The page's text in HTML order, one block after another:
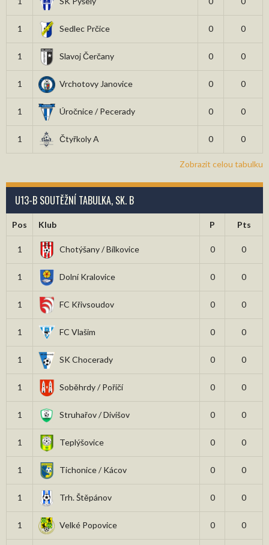
1 Sedlec Prčice 0 0
1 Slavoj Čerčany 0 0
1 Vrchotovy Janovice 0 0
1 Úročnice / Pecerady 0 0
1 Čtyřkoly A 0 0
Zobrazit celou tabulku
U13-B SOUTĚŽNÍ TABULKA, SK. B
Pos Klub P Pts
1 Chotýšany / Bílkovice 0 0
1 Dolní Kralovice 0 0
1 FC Křivsoudov 0 0
1 FC Vlašim 0 0
1 SK Chocerady 0 0
1 Soběhrdy / Poříčí 0 0
1 Struhařov / Divišov 0 0
1 Teplýšovice 0 0
1 Tichonice / Kácov 0 0
1 Trh. Štěpánov 0 0
1 Velké Popovice 0 0